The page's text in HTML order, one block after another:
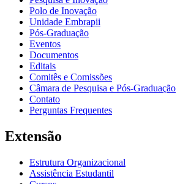
Polo de Inovação
Unidade Embrapii
Pós-Graduação
Eventos
Documentos
Editais
Comitês e Comissões
Câmara de Pesquisa e Pós-Graduação
Contato
Perguntas Frequentes
Extensão
Estrutura Organizacional
Assistência Estudantil